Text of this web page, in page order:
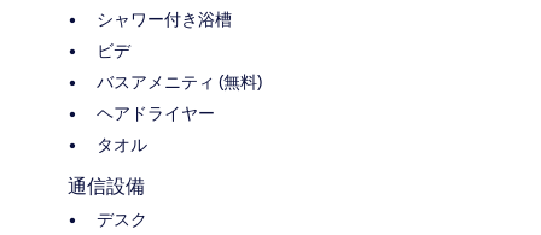
シャワー付き浴槽
ビデ
バスアメニティ (無料)
ヘアドライヤー
タオル
通信設備
デスク